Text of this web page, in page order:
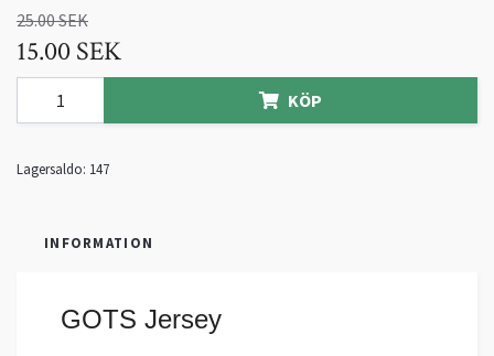
25.00 SEK
15.00 SEK
KÖP
Lagersaldo: 147
INFORMATION
GOTS Jersey